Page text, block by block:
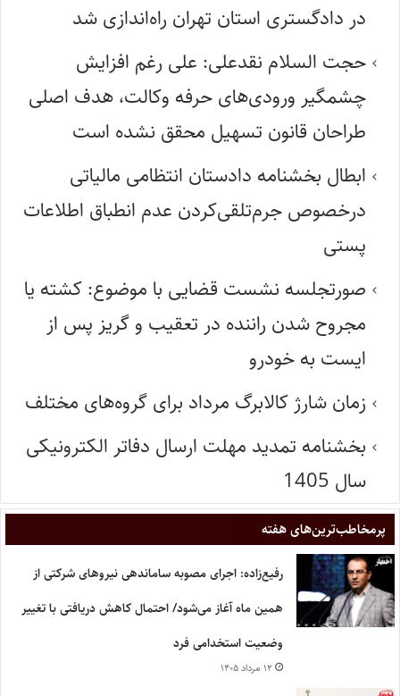
در دادگستری استان تهران راه‌اندازی شد
حجت السلام نقدعلی: علی رغم افزایش
چشمگیر ورودی‌های حرفه وکالت، هدف اصلی
طراحان قانون تسهیل محقق نشده است
ابطال بخشنامه دادستان انتظامی مالیاتی
درخصوص جرم‌تلقی‌کردن عدم انطباق اطلاعات
پستی
صورتجلسه نشست قضایی با موضوع: کشته یا
مجروح شدن راننده در تعقیب و گریز پس از
ایست به خودرو
زمان شارژ کالابرگ مرداد برای گروه‌های مختلف
بخشنامه تمدید مهلت ارسال دفاتر الکترونیکی
سال 1405
پر‌مخاطب‌ترین‌های هفته
رفیع‌زاده: اجرای مصوبه ساماندهی نیروهای شرکتی از
همین ماه آغاز می‌شود/ احتمال کاهش دریافتی با تغییر
وضعیت استخدامی فرد
۱۲ مرداد ۱۴۰۵